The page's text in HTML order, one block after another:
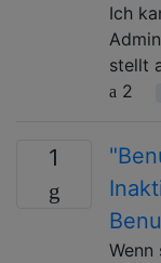
Ich
stellt
2
1
Wenn